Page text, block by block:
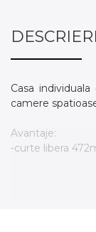
Casa
camere
Avantaje:
-curte libera